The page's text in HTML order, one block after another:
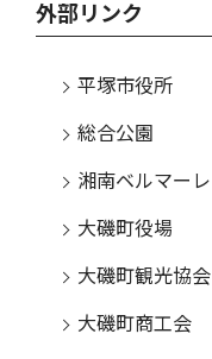
外部リンク
平塚市役所
総合公園
湘南ベルマーレ
大磯町役場
大磯町観光協会
大磯町商工会